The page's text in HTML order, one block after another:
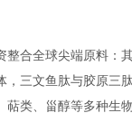
合全球尖端原料：
三文鱼肽与胶原
类、甾醇等多种生